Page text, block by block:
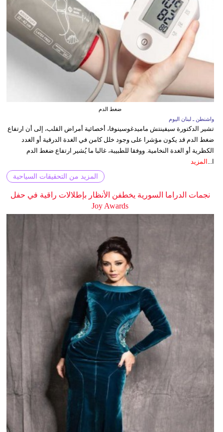
ضغط الدم
واشنطن ـ لبنان اليوم
تشير الدكتورة سيفينتش ماميدغوسينوفا، أخصائية أمراض القلب، إلى أن ارتفاع
ضغط الدم قد يكون مؤشرا على وجود خلل كامن في الغدة الدرقية أو الغدد
الكظرية أو الغدة النخامية. ووفقا للطبيبة، غالبا ما يُشير ارتفاع ضغط الدم
ا... المزيد
المزيد من التحقيقات السياحية
نجمات الدراما السورية يخطفن الأنظار بإطلالات راقية في حفل
Joy Awards